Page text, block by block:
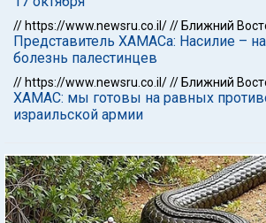
// https://www.newsru.co.il/// Ближний
Представитель ХАМАСа: Насилие –
болезнь палестинцев
// https://www.newsru.co.il/// Ближний
ХАМАС: мы готовы на равных
израильской армии